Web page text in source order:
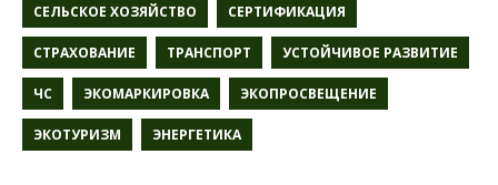
СЕЛЬСКОЕ ХОЗЯЙСТВО СЕРТИФИКАЦИЯ
СТРАХОВАНИЕ ТРАНСПОРТ УСТОЙЧИВОЕ РАЗВИТИЕ
ЧС ЭКОМАРКИРОВКА ЭКОПРОСВЕЩЕНИЕ
ЭКОТУРИЗМ ЭНЕРГЕТИКА